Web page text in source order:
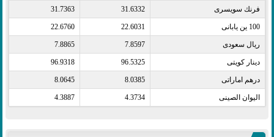
فرنك سويسرى​ 31.6332
31.7363
100 ين يابانى​ 22.6031
22.6760
ريال سعودى​ 7.8597
7.8865
دينار كويتى​ 96.5325
96.9318
درهم اماراتى​ 8.0385
8.0645
اليوان الصينى​ 4.3734
4.3887